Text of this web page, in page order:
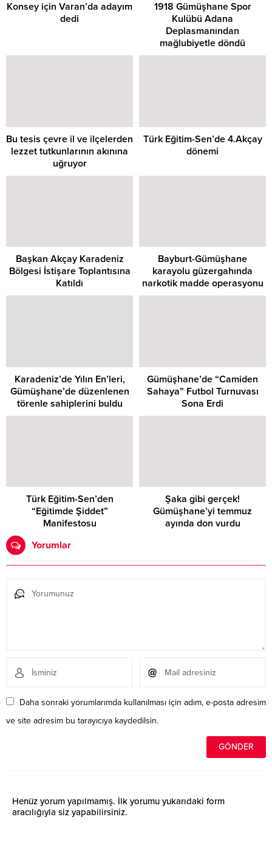
Konsey için Varan’da adayım
dedi
1918 Gümüşhane Spor
Kulübü Adana
Deplasmanından
mağlubiyetle döndü
Bu tesis çevre il ve ilçelerden
lezzet tutkunlarının akınına
uğruyor
Türk Eğitim-Sen’de 4.Akçay
dönemi
Başkan Akçay Karadeniz
Bölgesi İstişare Toplantısına
Katıldı
Bayburt-Gümüşhane
karayolu güzergahında
narkotik madde operasyonu
Karadeniz’de Yılın En’leri,
Gümüşhane’de düzenlenen
törenle sahiplerini buldu
Gümüşhane’de “Camiden
Sahaya” Futbol Turnuvası
Sona Erdi
Türk Eğitim-Sen’den
“Eğitimde Şiddet”
Manifestosu
Şaka gibi gerçek!
Gümüşhane’yi temmuz
ayında don vurdu
Yorumlar
Daha sonraki yorumlarımda kullanılması için adım, e-posta adresim
ve site adresim bu tarayıcıya kaydedilsin.
Henüz yorum yapılmamış. İlk yorumu yukarıdaki form
aracılığıyla siz yapabilirsiniz.